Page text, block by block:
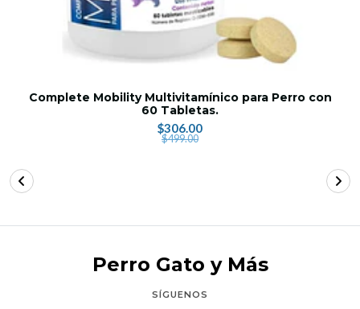
Complete Mobility Multivitamínico para Perro con
60 Tabletas.
$306.00
$499.00
Perro Gato y Más
SÍGUENOS